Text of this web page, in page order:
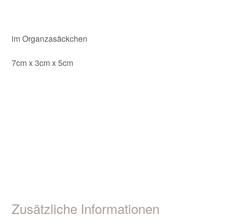
im Organzasäckchen
7cm x 3cm x 5cm
Zusätzliche Informationen